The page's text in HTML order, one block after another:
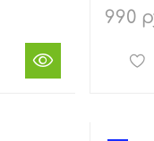
990